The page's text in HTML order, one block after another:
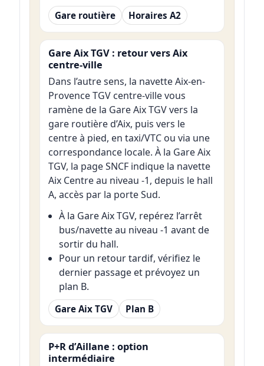
Gare routière Horaires A2
Gare Aix TGV : retour vers Aix
centre-ville
Dans l’autre sens, la navette Aix-en-
Provence TGV centre-ville vous
ramène de la Gare Aix TGV vers la
gare routière d’Aix, puis vers le
centre à pied, en taxi/VTC ou via une
correspondance locale. À la Gare Aix
TGV, la page SNCF indique la navette
Aix Centre au niveau -1, depuis le hall
A, accès par la porte Sud.
À la Gare Aix TGV, repérez l’arrêt
bus/navette au niveau -1 avant de
sortir du hall.
Pour un retour tardif, vérifiez le
dernier passage et prévoyez un
plan B.
Gare Aix TGV Plan B
P+R d’Aillane : option
intermédiaire